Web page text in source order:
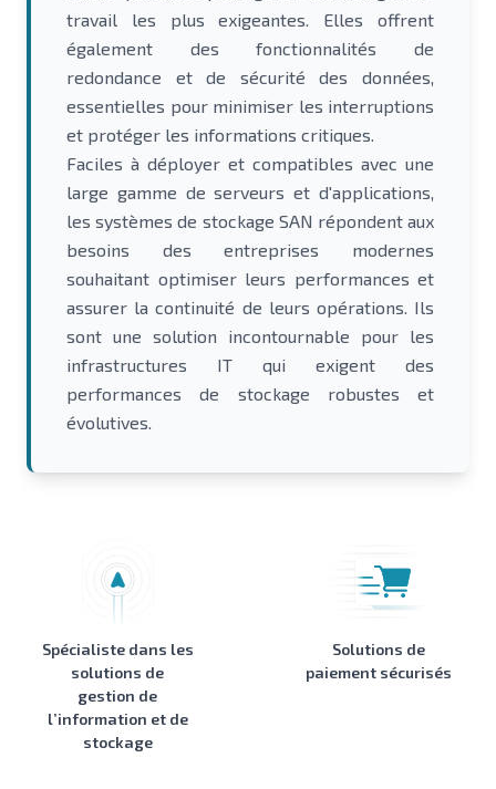
travail les plus exigeantes. Elles offrent
également des fonctionnalités de
redondance et de sécurité des données,
essentielles pour minimiser les interruptions
et protéger les informations critiques.
Faciles à déployer et compatibles avec une
large gamme de serveurs et d'applications,
les systèmes de stockage SAN répondent aux
besoins des entreprises modernes
souhaitant optimiser leurs performances et
assurer la continuité de leurs opérations. Ils
sont une solution incontournable pour les
infrastructures IT qui exigent des
performances de stockage robustes et
évolutives.
Spécialiste dans les
solutions de
gestion de
l’information et de
stockage
Solutions de
paiement sécurisés